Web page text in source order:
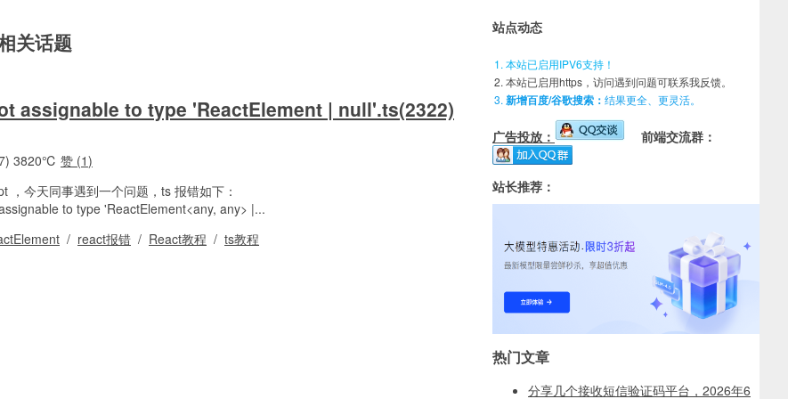
关话题
assignable to type 'ReactElement | null'.ts(2322)
3820℃ 赞 (1)
，今天同事遇到一个问题，ts 报错如下：
to type 'ReactElement<any, any> |...
/ react报错 / React教程 / ts教程
站点动态
本站已启用IPV6支持！
本站已启用https，访问遇到问题可联系我反馈。
新增百度/谷歌搜索： 结果更全、更灵活。
广告投放： 前端交流群：
站长推荐：
热门文章
分享几个接收短信验证码平台，2026年6